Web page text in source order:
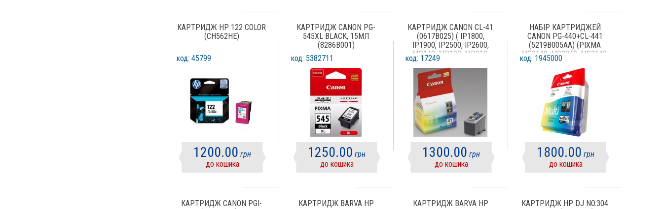
КАРТРИДЖ HP 122 COLOR
(CH562HE)
код: 45799
1200.00 грн
до кошика
КАРТРИДЖ CANON PG-
545XL BLACK, 15МЛ
(8286B001)
код: 5382711
1250.00 грн
до кошика
КАРТРИДЖ CANON CL-41
(0617B025) ( IP1800,
IP1900, IP2500, IP2600,
MP140, MP190, MP210,
MP220, MP470, MX300,
MX310, IP2200, MP150,
MP170, MP160, MP180,
IP6220D, IP6210D, IP1200,
IP1300, IP1600, IP1700)
COLOR
код: 17249
1300.00 грн
до кошика
НАБІР КАРТРИДЖЕЙ
CANON PG-440+CL-441
(5219B005AA) (PIXMA
MG2140, MG2240, MG3140,
MG3240, MG4140, MG4240,
MX374, MX394, MX434,
MX454, MX514, MX524,
MG3540, MX474, MX534,
TS5140, MG3640S)
код: 1945000
1800.00 грн
до кошика
КАРТРИДЖ CANON PGI-
КАРТРИДЖ BARVA HP
КАРТРИДЖ BARVA HP
КАРТРИДЖ HP DJ NO.304